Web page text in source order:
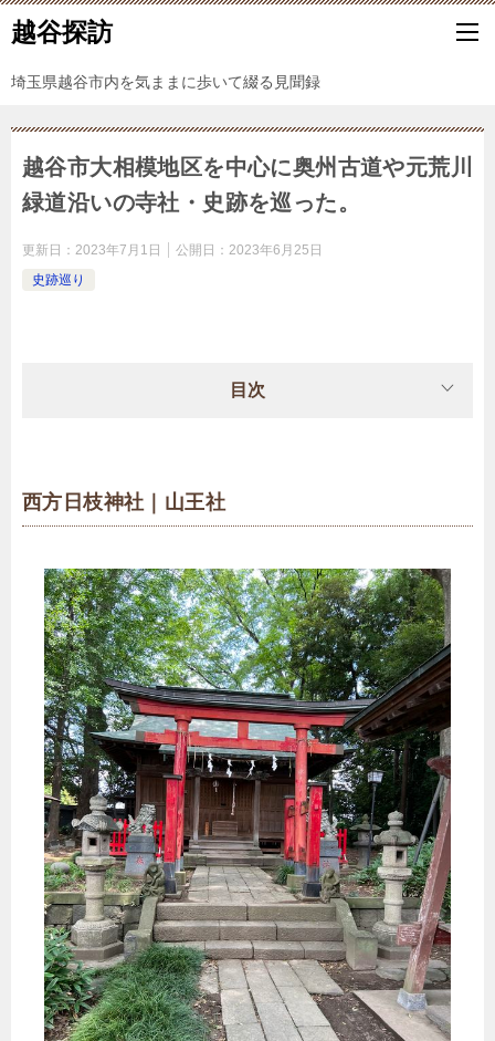
越谷探訪
埼玉県越谷市内を気ままに歩いて綴る見聞録
越谷市大相模地区を中心に奥州古道や元荒川
緑道沿いの寺社・史跡を巡った。
更新日： 2023年7月1日 公開日： 2023年6月25日
史跡巡り
目次
西方日枝神社｜山王社